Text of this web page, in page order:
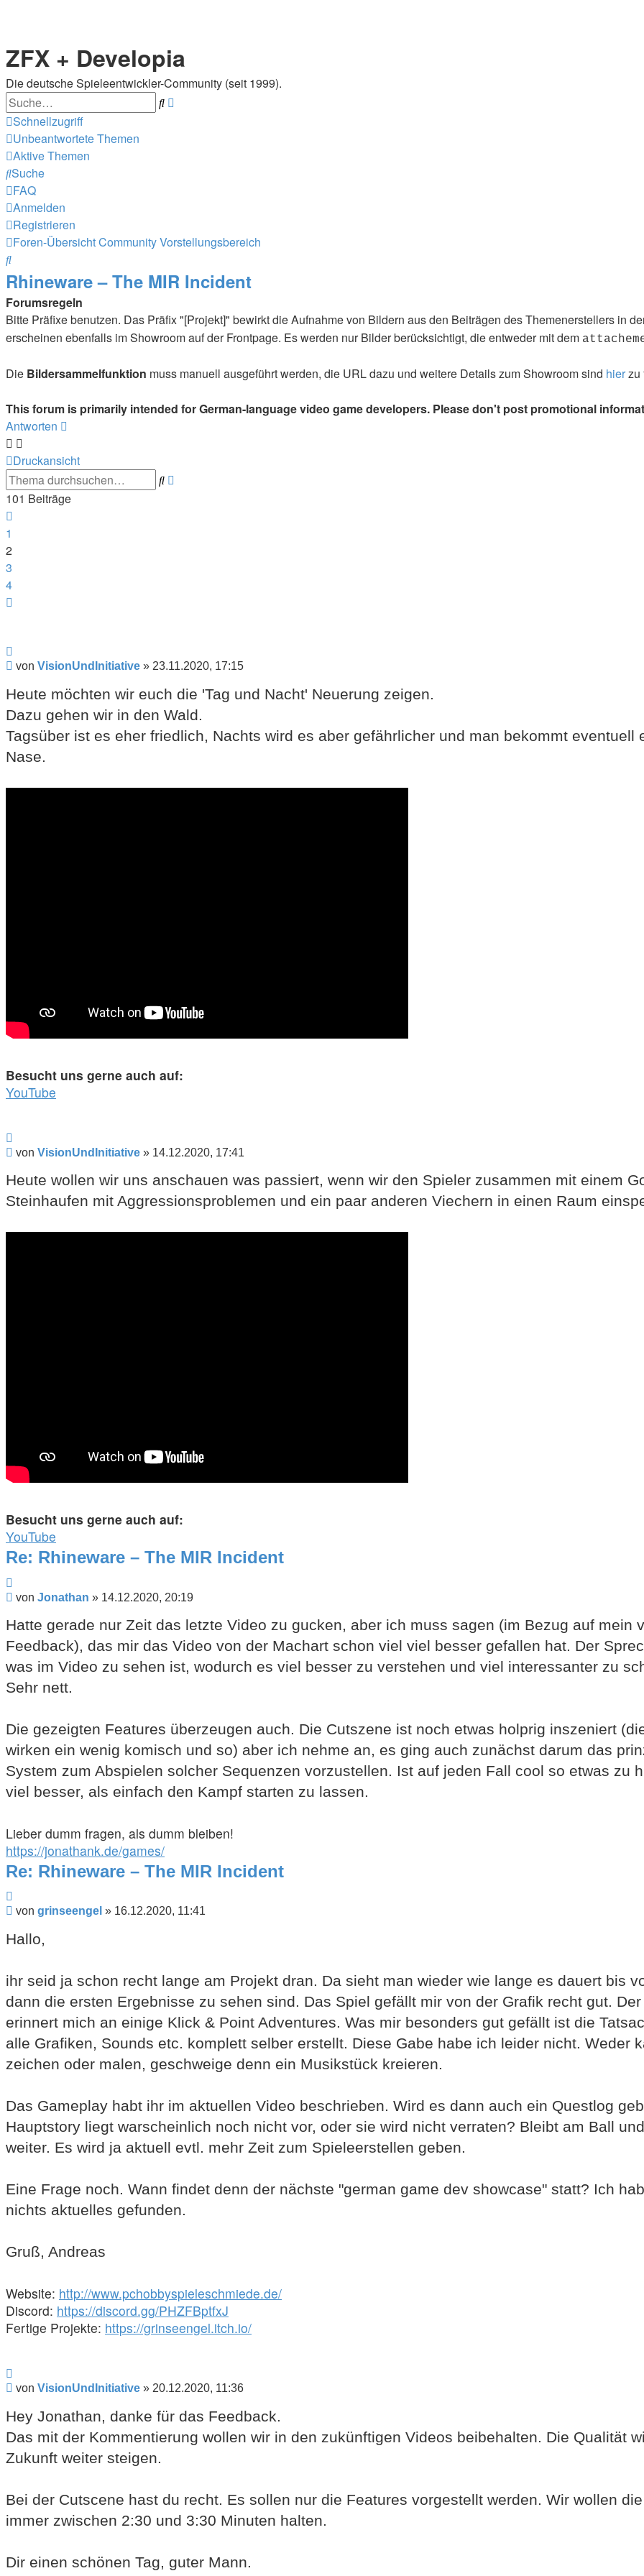
ZFX + Developia
Die deutsche Spieleentwickler-Community (seit 1999).
Suche
Schnellzugriff
Unbeantwortete Themen
Aktive Themen
Suche
FAQ
Anmelden
Registrieren
Foren-ÜbersichtCommunityVorstellungsbereich
Suche
Rhineware – The MIR Incident
Forumsregeln
Bitte Präfixe benutzen. Das Präfix "[Projekt]" bewirkt die Aufnahme von Bildern aus den Beiträgen des Themenerstellers in
erscheinen ebenfalls im Showroom auf der Frontpage. Es werden nur Bilder berücksichtigt, die entweder mit dem
Die Bildersammelfunktion muss manuell ausgeführt werden, die URL dazu und weitere Details zum Showroom sind hierzu
This forum is primarily intended for German-language video game developers. Please don't post promotional
Antworten
Druckansicht
Suche
101 Beiträge
1
2
3
4
Beitrag
von VisionUndInitiative » 23.11.2020, 17:15
Heute möchten wir euch die 'Tag und Nacht' Neuerung zeigen.
Dazu gehen wir in den Wald.
Tagsüber ist es eher friedlich, Nachts wird es aber gefährlicher und man bekommt eventuell
Nase.
Besucht uns gerne auch auf:
YouTube
Beitrag
von VisionUndInitiative » 14.12.2020, 17:41
Heute wollen wir uns anschauen was passiert, wenn wir den Spieler zusammen mit einem
Steinhaufen mit Aggressionsproblemen und ein paar anderen Viechern in einen Raum
Besucht uns gerne auch auf:
YouTube
Re: Rhineware – The MIR Incident
Beitrag
von Jonathan » 14.12.2020, 20:19
Hatte gerade nur Zeit das letzte Video zu gucken, aber ich muss sagen (im Bezug auf mein
Feedback), das mir das Video von der Machart schon viel viel besser gefallen hat. Der
was im Video zu sehen ist, wodurch es viel besser zu verstehen und viel interessanter zu
Sehr nett.
Die gezeigten Features überzeugen auch. Die Cutszene ist noch etwas holprig inszeniert
wirken ein wenig komisch und so) aber ich nehme an, es ging auch zunächst darum das
System zum Abspielen solcher Sequenzen vorzustellen. Ist auf jeden Fall cool so etwas zu
viel besser, als einfach den Kampf starten zu lassen.
Lieber dumm fragen, als dumm bleiben!
https://jonathank.de/games/
Re: Rhineware – The MIR Incident
Beitrag
von grinseengel » 16.12.2020, 11:41
Hallo,
ihr seid ja schon recht lange am Projekt dran. Da sieht man wieder wie lange es dauert bis
dann die ersten Ergebnisse zu sehen sind. Das Spiel gefällt mir von der Grafik recht gut.
erinnert mich an einige Klick & Point Adventures. Was mir besonders gut gefällt ist die
alle Grafiken, Sounds etc. komplett selber erstellt. Diese Gabe habe ich leider nicht. Weder
zeichen oder malen, geschweige denn ein Musikstück kreieren.
Das Gameplay habt ihr im aktuellen Video beschrieben. Wird es dann auch ein Questlog
Hauptstory liegt warscheinlich noch nicht vor, oder sie wird nicht verraten? Bleibt am Ball
weiter. Es wird ja aktuell evtl. mehr Zeit zum Spieleerstellen geben.
Eine Frage noch. Wann findet denn der nächste "german game dev showcase" statt? Ich
nichts aktuelles gefunden.
Gruß, Andreas
Website: http://www.pchobbyspieleschmiede.de/
Discord: https://discord.gg/PHZFBptfxJ
Fertige Projekte: https://grinseengel.itch.io/
Beitrag
von VisionUndInitiative » 20.12.2020, 11:36
Hey Jonathan, danke für das Feedback.
Das mit der Kommentierung wollen wir in den zukünftigen Videos beibehalten. Die Qualität
Zukunft weiter steigen.
Bei der Cutscene hast du recht. Es sollen nur die Features vorgestellt werden. Wir wollen
immer zwischen 2:30 und 3:30 Minuten halten.
Dir einen schönen Tag, guter Mann.